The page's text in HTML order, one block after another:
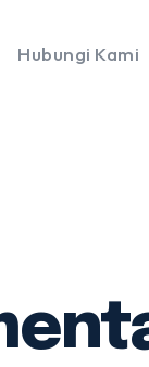
Hubungi Kami